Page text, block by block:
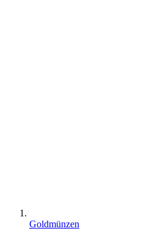
Goldmünzen